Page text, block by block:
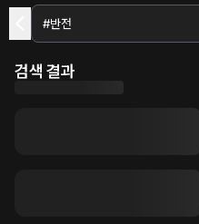
검색 결과